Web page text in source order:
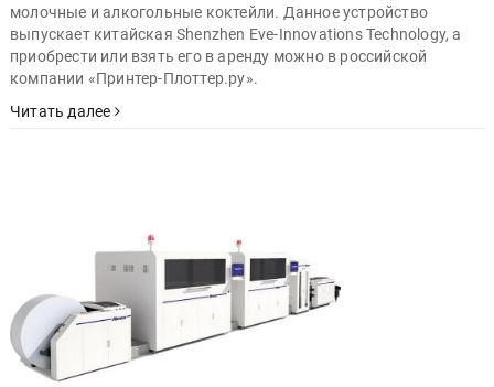
молочные и алкогольные коктейли. Данное устройство
выпускает китайская Shenzhen Eve-Innovations Technology, а
приобрести или взять его в аренду можно в российской
компании «Принтер-Плоттер.ру».
Читать далее